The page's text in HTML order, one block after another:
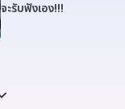
จะรับฟังเอง!!!